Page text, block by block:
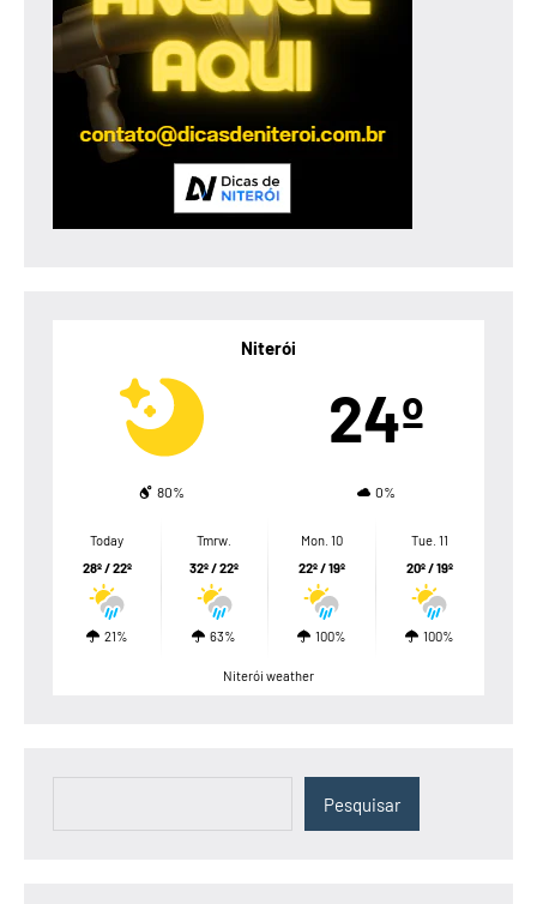
Niterói
24º
80% 0%
Today
28º / 22º
21%
Tmrw.
32º / 22º
63%
Mon. 10
22º / 19º
100%
Tue. 11
20º / 19º
100%
Niterói weather
Pesquisar